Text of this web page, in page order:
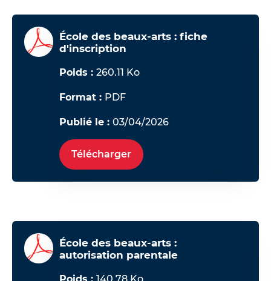
École des beaux-arts : fiche
d'inscription
Poids :260.11 Ko
Format : PDF
Publié le :03/04/2026
Télécharger
École des beaux-arts :
autorisation parentale